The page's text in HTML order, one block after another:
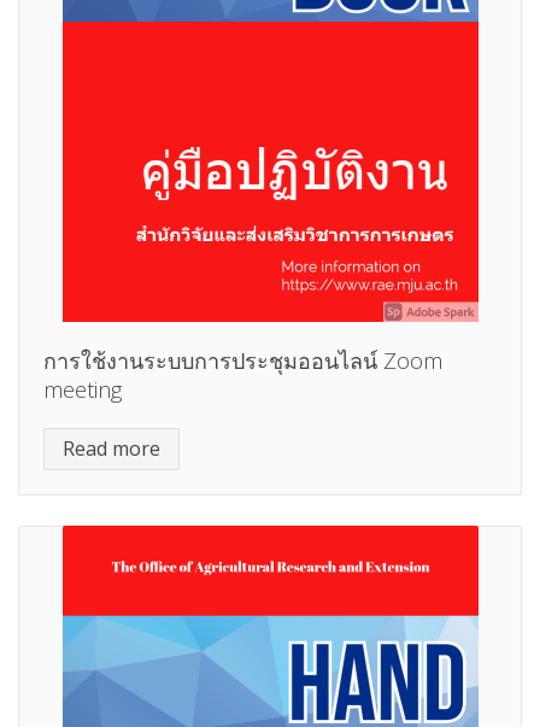
การใช้งานระบบการประชุมออนไลน์ Zoom
meeting
Read more